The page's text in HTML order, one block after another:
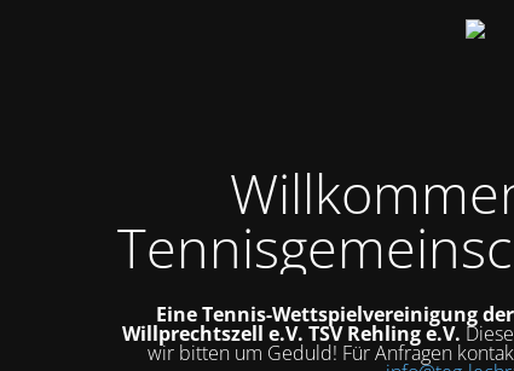
Eine Tennis-Wettspielvereinigung
Willprechtszell e.V. TSV Rehling e.V.
wir bitten um Geduld! Für Anfragen